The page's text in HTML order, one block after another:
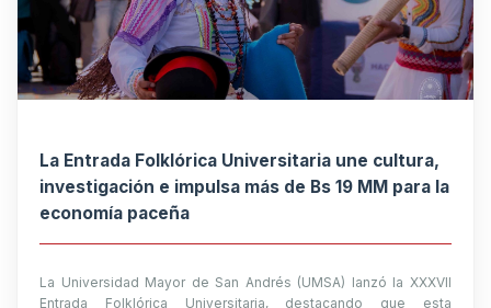
La Entrada Folklórica Universitaria une cultura,
investigación e impulsa más de Bs 19 MM para la
economía paceña
La Universidad Mayor de San Andrés (UMSA) lanzó la XXXVII
Entrada Folklórica Universitaria, destacando que esta